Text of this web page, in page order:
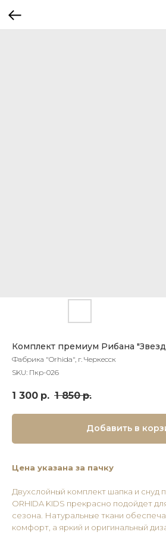
Комплект премиум Рибана
Фабрика "Orhida", г. Черкесск
SKU: Пкр-026
1 300 р. 1 850 р.
Добавить в
Цена указана за пачку
Двухслойный комплект шапка и снуд
ORHIDA KIDS прекрасно подойдет
сезона. Натуральные ткани
комфорт, а яркий и оригинальный